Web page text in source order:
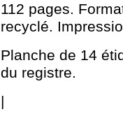
112 pages.
recyclé.
Planche de 14
du registre.
|